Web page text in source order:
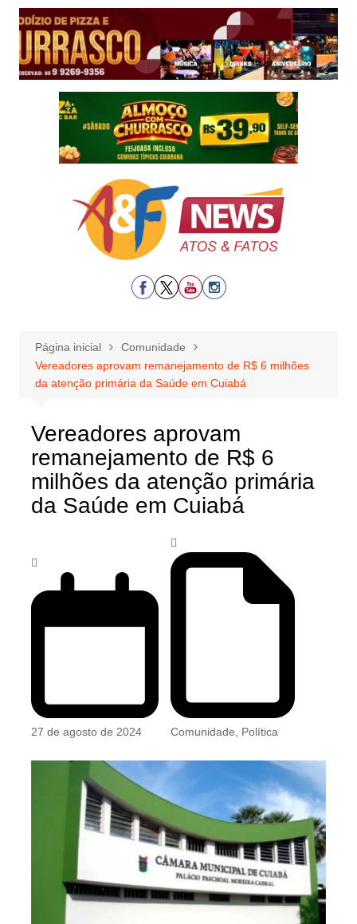
para
conteúdo
Página inicial
Comunidade
Vereadores aprovam remanejamento de R$ 6 milhões
da atenção primária da Saúde em Cuiabá
Vereadores aprovam
remanejamento de R$ 6
milhões da atenção primária
da Saúde em Cuiabá
27 de agosto de 2024 Comunidade Política